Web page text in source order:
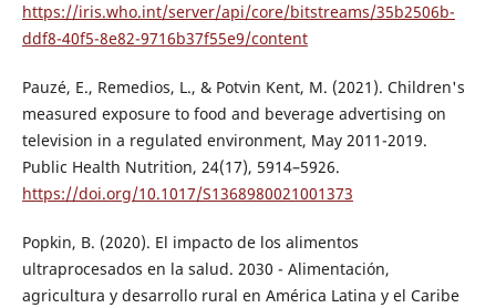
https://iris.who.int/server/api/core/bitstreams/35b2506b-
ddf8-40f5-8e82-9716b37f55e9/content
Pauzé, E., Remedios, L., & Potvin Kent, M. (2021). Children's
measured exposure to food and beverage advertising on
television in a regulated environment, May 2011-2019.
Public Health Nutrition, 24(17), 5914–5926.
https://doi.org/10.1017/S1368980021001373
Popkin, B. (2020). El impacto de los alimentos
ultraprocesados en la salud. 2030 - Alimentación,
agricultura y desarrollo rural en América Latina y el Caribe